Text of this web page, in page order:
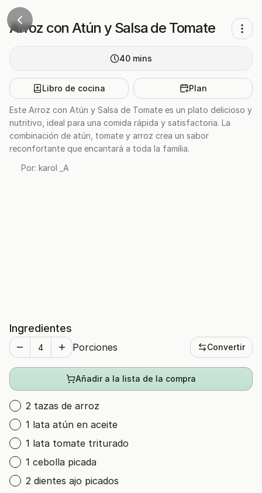
Arroz con Atún y Salsa de Tomate
40 mins
Libro de cocina Plan
Este Arroz con Atún y Salsa de Tomate es un plato delicioso y
nutritivo, ideal para una comida rápida y satisfactoria. La
combinación de atún, tomate y arroz crea un sabor
reconfortante que encantará a toda la familia.
Por: karol _A
Ingredientes
Porciones Convertir
Añadir a la lista de la compra
2 tazas de arroz
1 lata atún en aceite
1 lata tomate triturado
1 cebolla picada
2 dientes ajo picados